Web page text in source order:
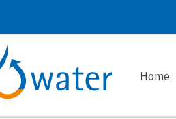
Home